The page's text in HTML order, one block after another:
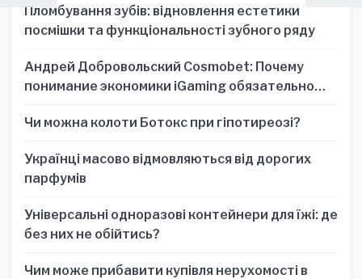
Пломбування зубів: відновлення естетики
посмішки та функціональності зубного ряду
Андрей Добровольский Cosmobet: Почему
понимание экономики iGaming обязательно
Чи можна колоти Ботокс при гіпотиреозі?
Українці масово відмовляються від дорогих
парфумів
Універсальні одноразові контейнери для їжі: де
без них не обійтись?
Чим може прибавити купівля нерухомості в